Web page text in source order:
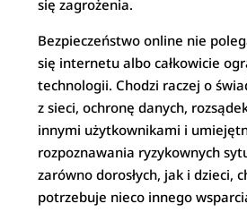
się zagrożenia.
Bezpieczeństwo online nie
się internetu albo całkowicie
technologii. Chodzi raczej o
z sieci, ochronę danych,
innymi użytkownikami i
rozpoznawania ryzykownych
zarówno dorosłych, jak i dzieci,
potrzebuje nieco innego